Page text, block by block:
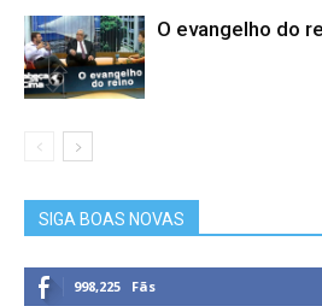
O evangelho do
SIGA BOAS NOVAS
998,225 Fãs